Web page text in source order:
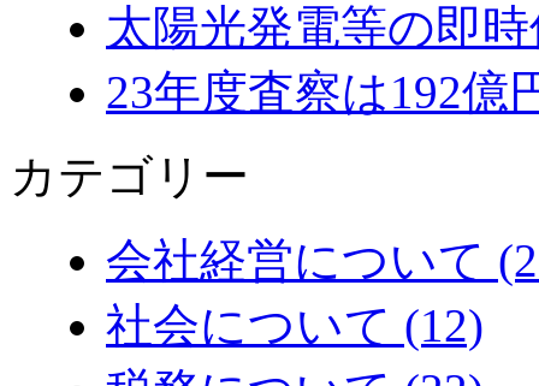
太陽光発電等の即
23年度査察は192億
カテゴリー
会社経営について
社会について (12)